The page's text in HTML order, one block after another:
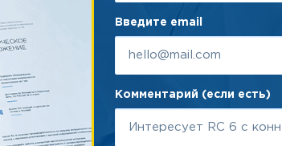
Введите email
Комментарий (если есть)